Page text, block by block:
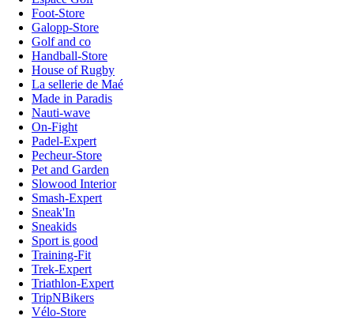
Foot-Store
Galopp-Store
Golf and co
Handball-Store
House of Rugby
La sellerie de Maé
Made in Paradis
Nauti-wave
On-Fight
Padel-Expert
Pecheur-Store
Pet and Garden
Slowood Interior
Smash-Expert
Sneak'In
Sneakids
Sport is good
Training-Fit
Trek-Expert
Triathlon-Expert
TripNBikers
Vélo-Store